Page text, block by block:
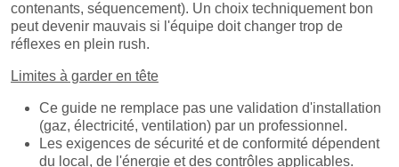
contenants, séquencement). Un choix techniquement bon
peut devenir mauvais si l'équipe doit changer trop de
réflexes en plein rush.
Limites à garder en tête
Ce guide ne remplace pas une validation d'installation
(gaz, électricité, ventilation) par un professionnel.
Les exigences de sécurité et de conformité dépendent
du local, de l'énergie et des contrôles applicables.